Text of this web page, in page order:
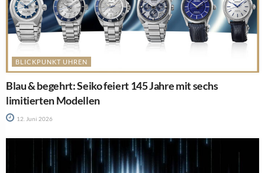
BLICKPUNKT UHREN
Blau & begehrt: Seiko feiert 145 Jahre mit sechs
limitierten Modellen
12. Juni 2026